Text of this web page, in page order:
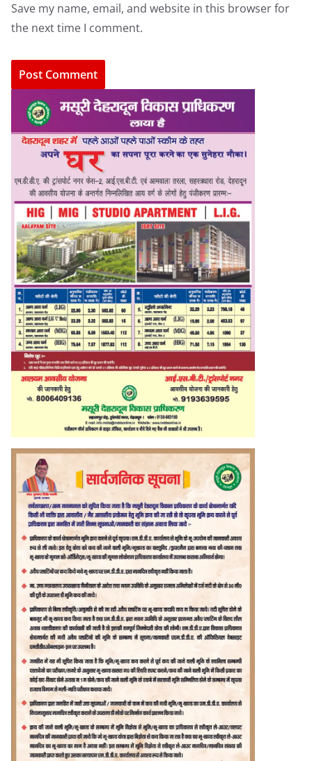
Save my name, email, and website in this browser for
the next time I comment.